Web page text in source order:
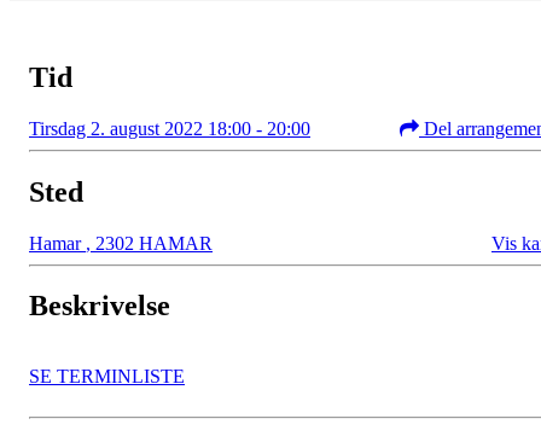
Tid
Tirsdag 2. august 2022 18:00 - 20:00 Del
Sted
Hamar , 2302 HAMAR Vis
Beskrivelse
SE TERMINLISTE